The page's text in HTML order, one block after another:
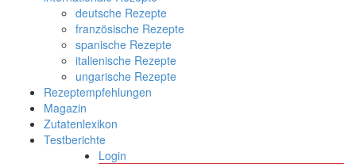
deutsche Rezepte
französische Rezepte
spanische Rezepte
italienische Rezepte
ungarische Rezepte
Rezeptempfehlungen
Magazin
Zutatenlexikon
Testberichte
Login